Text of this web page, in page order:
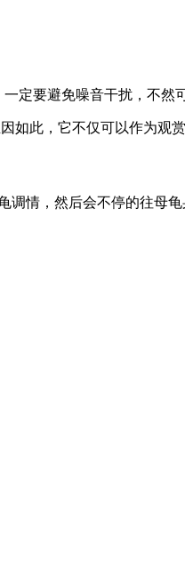
定要避免噪音干扰，不然
如此，它不仅可以作为观
情，然后会不停的往母